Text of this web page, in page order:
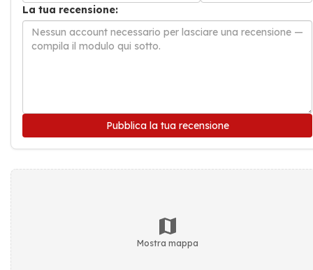
La tua recensione:
Pubblica la tua recensione
Mostra mappa